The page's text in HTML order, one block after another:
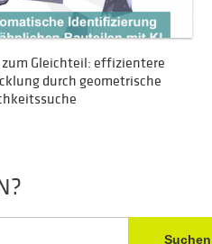
zum Gleichteil: effizientere
durch geometrische
Suchen